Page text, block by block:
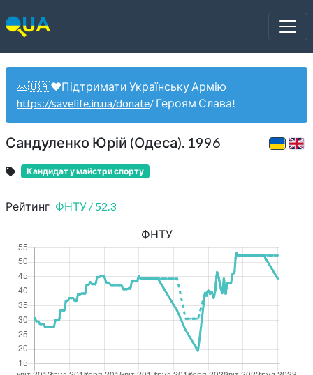
🙏🇺🇦❤️Підтримати Українську Армію
https://savelife.in.ua/donate/ Героям Слава!
Сандуленко Юрій (Одеса). 1996
Кандидат у майстри спорту
Рейтинг ФНТУ / 52.3
ФНТУ